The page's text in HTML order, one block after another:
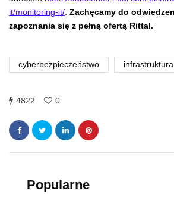
it/monitoring-it/. Zachęcamy do
zapoznania się z pełną ofertą Rittal.
cyberbezpieczeństwo
4822 0
Popularne